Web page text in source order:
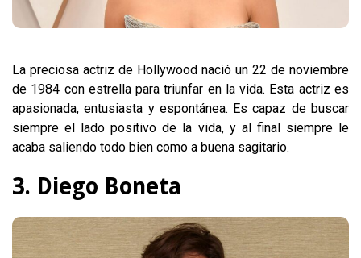
La preciosa actriz de Hollywood nació un 22 de noviembre
de 1984 con estrella para triunfar en la vida. Esta actriz es
apasionada, entusiasta y espontánea. Es capaz de buscar
siempre el lado positivo de la vida, y al final siempre le
acaba saliendo todo bien como a buena sagitario.
3. Diego Boneta